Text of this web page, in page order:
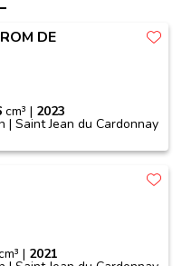
DE
cm³ | 2023
| Saint Jean du Cardonnay
| 2021